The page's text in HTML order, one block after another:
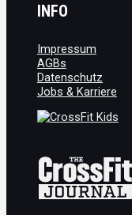
INFO
Impressum
AGBs
Datenschutz
Jobs & Karriere